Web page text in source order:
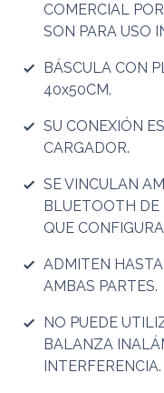
COMERCIAL
SON PARA USO
BÁSCULA CON
40x50CM.
SU CONEXIÓN
CARGADOR.
SE VINCULAN
BLUETOOTH DE
QUE
ADMITEN
AMBAS PARTES.
NO PUEDE
BALANZA
INTERFERENCIA.